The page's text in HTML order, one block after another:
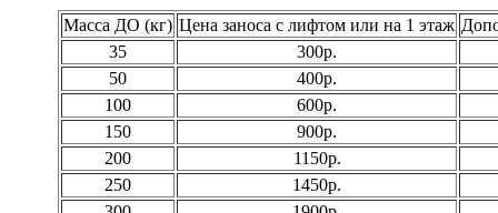
Масса ДО (кг) Цена заноса с лифтом или на 1 этаж
35
300р.
50
400р.
100
600р.
150
900р.
200
1150р.
250
1450р.